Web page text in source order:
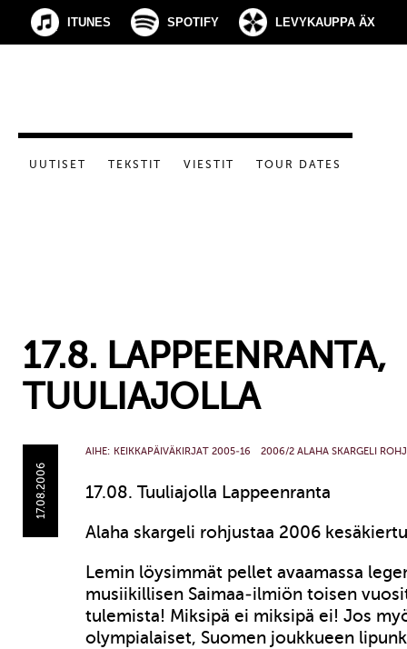
ITUNES SPOTIFY LEVYKAUPPA ÄX
UUTISET TEKSTIT VIESTIT TOUR DATES
17.8. LAPPEENRANTA,
TUULIAJOLLA
17.08.2006
AIHE: KEIKKAPÄIVÄKIRJAT 2005-16 2006/2 ALAHA SKARGELI
17.08. Tuuliajolla Lappeenranta
Alaha skargeli rohjustaa 2006
Lemin löysimmät pellet avaamassa
musiikillisen Saimaa-ilmiön toisen
tulemista! Miksipä ei miksipä ei! Jos
olympialaiset, Suomen joukkueen